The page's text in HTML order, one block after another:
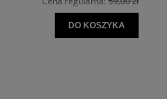
DO KOSZYKA